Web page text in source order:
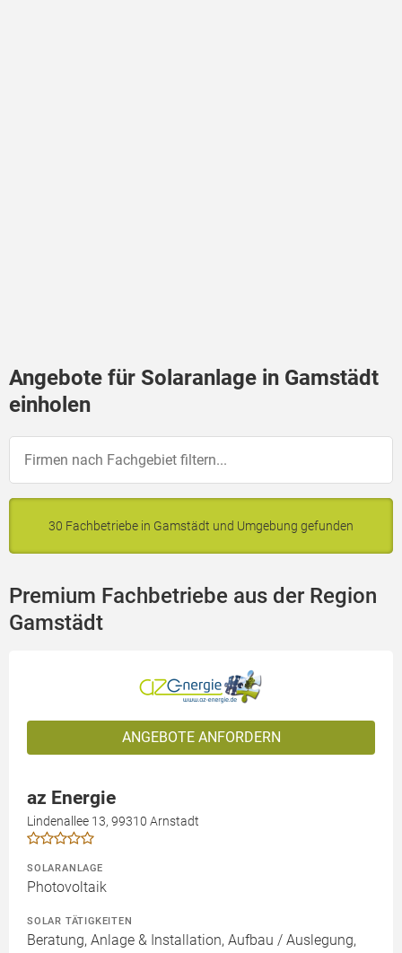
Angebote für Solaranlage in Gamstädt
einholen
30 Fachbetriebe in Gamstädt und Umgebung gefunden
Premium Fachbetriebe aus der Region
Gamstädt
ANGEBOTE ANFORDERN
az Energie
Lindenallee 13, 99310 Arnstadt
SOLARANLAGE
Photovoltaik
SOLAR TÄTIGKEITEN
Beratung, Anlage & Installation, Aufbau / Auslegung,